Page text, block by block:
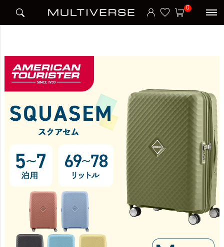
0
SQUASEM SPINNER 66/24 EXP TSA V2 スーツケース Mサイズ